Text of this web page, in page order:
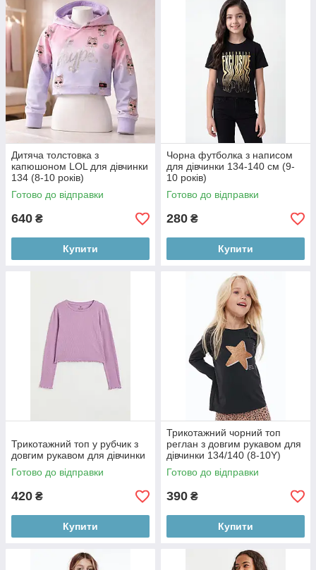
Дитяча толстовка з
капюшоном LOL для дівчинки
134 (8-10 років)
Готово до відправки
640 ₴
Купити
Чорна футболка з написом
для дівчинки 134-140 см (9-
10 років)
Готово до відправки
280 ₴
Купити
Трикотажний топ у рубчик з
довгим рукавом для дівчинки
Готово до відправки
420 ₴
Купити
Трикотажний чорний топ
реглан з довгим рукавом для
дівчинки 134/140 (8-10Y)
Готово до відправки
390 ₴
Купити